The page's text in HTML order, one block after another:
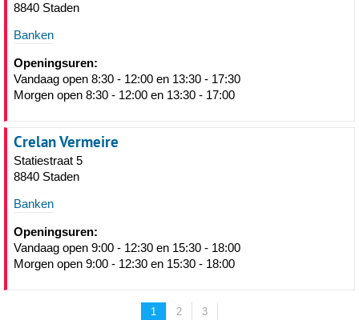
8840 Staden
Banken
Openingsuren:
Vandaag open 8:30 - 12:00 en 13:30 - 17:30
Morgen open 8:30 - 12:00 en 13:30 - 17:00
Crelan Vermeire
Statiestraat 5
8840 Staden
Banken
Openingsuren:
Vandaag open 9:00 - 12:30 en 15:30 - 18:00
Morgen open 9:00 - 12:30 en 15:30 - 18:00
1 2 3